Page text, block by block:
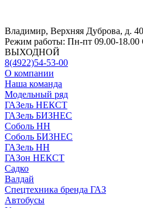
Владимир, Верхняя Дуброва, д.
Режим работы: Пн-пт 09.00-18.00
ВЫХОДНОЙ
8(4922)54-53-00
О компании
Наша команда
Модельный ряд
ГАЗель НЕКСТ
ГАЗель БИЗНЕС
Соболь НН
Соболь БИЗНЕС
ГАЗель НН
ГАЗон НЕКСТ
Садко
Валдай
Спецтехника бренда ГАЗ
Автобусы